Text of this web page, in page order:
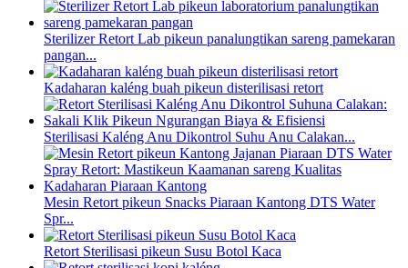
Sterilizer Retort Lab pikeun panalungtikan sareng pamekaran
pangan...
Kadaharan kaléng buah pikeun disterilisasi retort
Sterilisasi Kaléng Anu Dikontrol Suhu Anu Calakan...
Mesin Retort pikeun Snacks Piaraan Kantong DTS Water
Spr...
Retort Sterilisasi pikeun Susu Botol Kaca